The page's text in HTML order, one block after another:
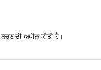
ਦੀ ਅਪੀਲ ਕੀਤੀ ਹੈ।